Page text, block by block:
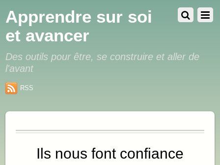
Apprendre sur soi
et avancer
Des outils pour être, se construire et aller de
l'avant
RSS
Ils nous font confiance